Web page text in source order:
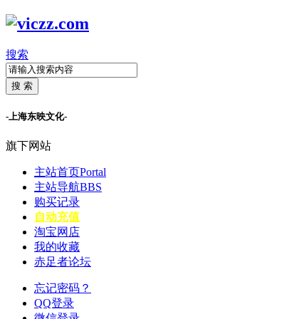
搜索
搜 索
-上海东映文化-
旗下网站
主站首页Portal
主站导航BBS
购买记录
自动充值
淘宝网店
我的收藏
赤足者论坛
忘记密码？
QQ登录